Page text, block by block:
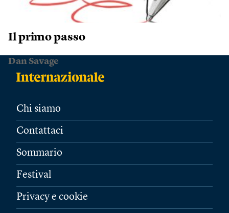
Il primo passo
Dan Savage
Chi siamo
Contattaci
Sommario
Festival
Privacy e cookie